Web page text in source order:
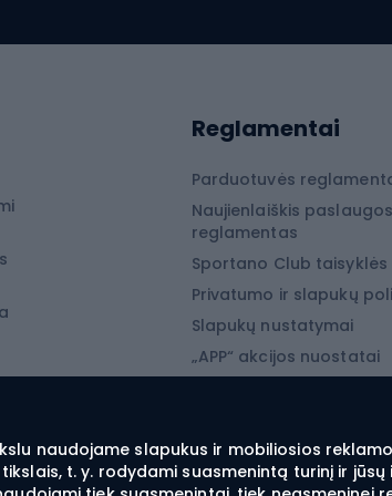
naudojame slapukus ir mobiliosios
t. y. rodydami suasmenintą turinį ir
Snieglentės
Snieglenčių batai
Snieglenčių apkaustai
Snieglenčių apranga
Reglamentai
Parduotuvės
Naujienlaiškis paslaugos
reglamentas
Sportano Club taisyklės
Privatumo ir slapukų
Slapukų nustatymai
„APP“ akcijos nuostatai